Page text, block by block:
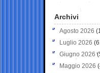
Archivi
Agosto 2026
Luglio 2026
Giugno 2026
Maggio 2026